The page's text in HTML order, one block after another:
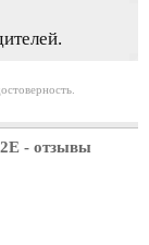
- отзывы